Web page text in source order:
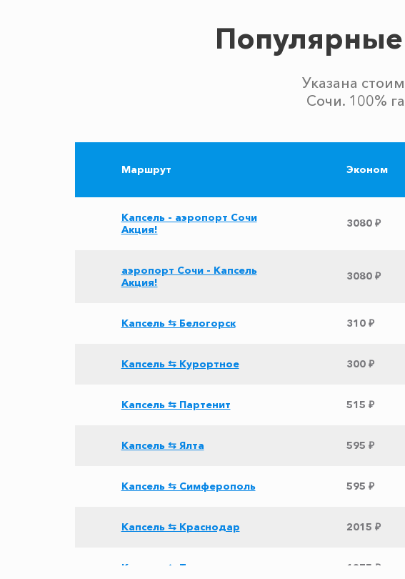
Указана
Сочи. 100%
Маршрут Эконом
Капсель - аэропорт Сочи
Акция!
3080 ₽
аэропорт Сочи - Капсель
Акция!
3080 ₽
Капсель ⇆ Белогорск 310 ₽
Капсель ⇆ Курортное 300 ₽
Капсель ⇆ Партенит 515 ₽
Капсель ⇆ Ялта 595 ₽
Капсель ⇆ Симферополь 595 ₽
Капсель ⇆ Краснодар 2015 ₽
Капсель ⇆ Темрюк 1275 ₽